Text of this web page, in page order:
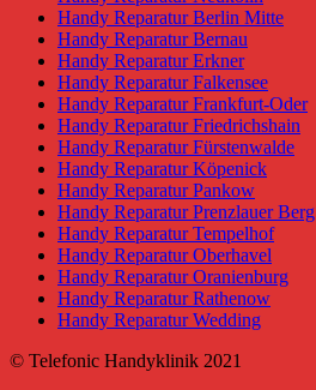
Handy Reparatur Berlin Mitte
Handy Reparatur Bernau
Handy Reparatur Erkner
Handy Reparatur Falkensee
Handy Reparatur Frankfurt-Oder
Handy Reparatur Friedrichshain
Handy Reparatur Fürstenwalde
Handy Reparatur Köpenick
Handy Reparatur Pankow
Handy Reparatur Prenzlauer Berg
Handy Reparatur Tempelhof
Handy Reparatur Oberhavel
Handy Reparatur Oranienburg
Handy Reparatur Rathenow
Handy Reparatur Wedding
© Telefonic Handyklinik 2021